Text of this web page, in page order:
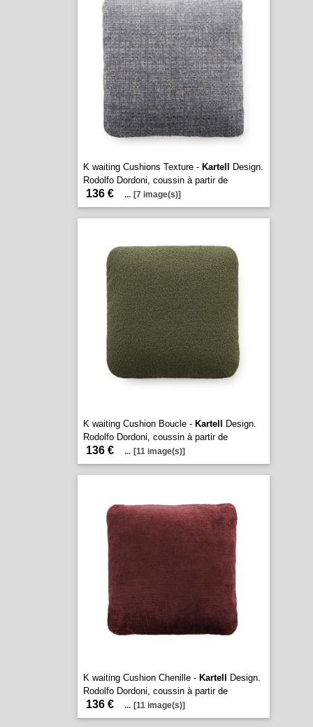
K waiting Cushions Texture - Kartell
Design.
Rodolfo Dordoni, coussin à partir de
136 € ... [7 image(s)]
K waiting Cushion Boucle - Kartell
Design.
Rodolfo Dordoni, coussin à partir de
136 € ... [11 image(s)]
K waiting Cushion Chenille - Kartell
Design.
Rodolfo Dordoni, coussin à partir de
136 € ... [11 image(s)]